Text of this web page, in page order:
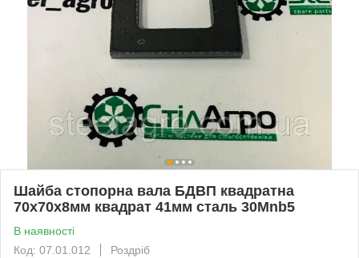
Шайба стопорна вала БДВП квадратна
70х70х8мм квадрат 41мм сталь 30Mnb5
В наявності
Код: 07.01.012
Роздріб